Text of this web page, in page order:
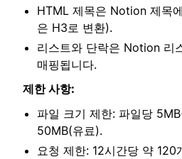
HTML 제목은 Notion 제목
은 H3로 변환).
리스트와 단락은 Notion 리
매핑됩니다.
제한 사항:
파일 크기 제한: 파일당
50MB(유료).
요청 제한: 12시간당 약 120